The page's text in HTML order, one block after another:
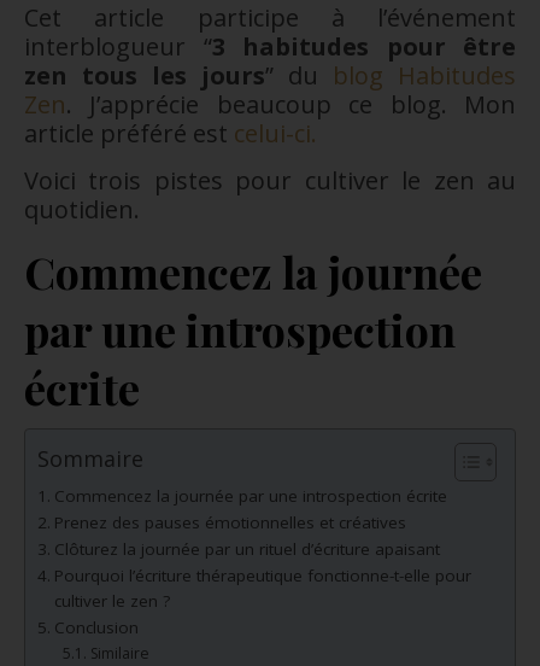
Cet article participe à l’événement
interblogueur “3 habitudes pour être
zen tous les jours” du blog Habitudes
Zen. J’apprécie beaucoup ce blog. Mon
article préféré est celui-ci.
Voici trois pistes pour cultiver le zen au
quotidien.
Commencez la journée
par une introspection
écrite
Sommaire
Commencez la journée par une introspection écrite
Prenez des pauses émotionnelles et créatives
Clôturez la journée par un rituel d’écriture apaisant
Pourquoi l’écriture thérapeutique fonctionne-t-elle pour
cultiver le zen ?
Conclusion
Similaire